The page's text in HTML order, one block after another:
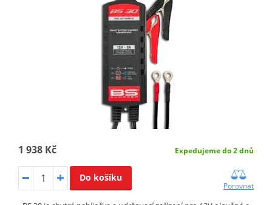
1 938 Kč Expedujeme do 2 dnů
Do košíku
Porovnat